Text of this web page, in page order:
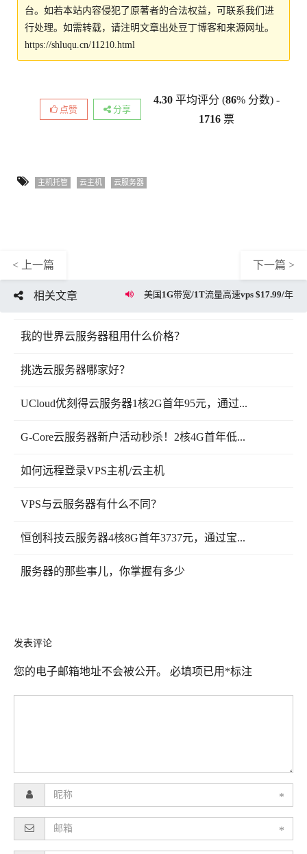
台。如若本站内容侵犯了原著者的合法权益，可联系我们进
行处理。如需转载，请注明文章出处豆丁博客和来源网址。
https://shluqu.cn/11210.html
点赞 分享
4.30 平均评分 (86% 分数) -
1716 票
主机托管 云主机 云服务器
< 上一篇 下一篇 >
相关文章 美国1G带宽/1T流量高速vps $17.99/年
我的世界云服务器租用什么价格？
挑选云服务器哪家好？
UCloud优刻得云服务器1核2G首年95元，通过...
G-Core云服务器新户活动秒杀！2核4G首年低...
如何远程登录VPS主机/云主机
VPS与云服务器有什么不同？
恒创科技云服务器4核8G首年3737元，通过宝...
服务器的那些事儿，你掌握有多少
发表评论
您的电子邮箱地址不会被公开。 必填项已用 *标注
*
*